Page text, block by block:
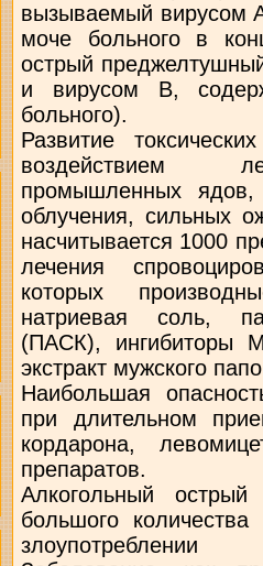
вызываемый вирусом
моче больного в
острый
и вирусом В,
больного).
Развитие
воздействием
промышленных ядов,
облучения, сильных
насчитывается 1000
лечения
которых
натриевая соль,
(ПАСК), ингибиторы
экстракт мужского
Наибольшая
при длительном
кордарона,
препаратов.
Алкогольный
большого
злоупотреблении